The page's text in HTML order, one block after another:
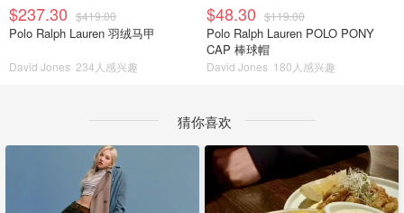
$237.30 $419.00
Polo Ralph Lauren 羽绒马甲
David Jones 234人感兴趣
$48.30 $119.00
Polo Ralph Lauren POLO PONY
CAP 棒球帽
David Jones 180人感兴趣
猜你喜欢